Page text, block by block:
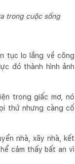
trong cuộc sống
tục lo lắng về công
đó thành hình ảnh
trong giấc mơ, nó
thứ nhưng càng cố
nhà, xây nhà, kết
cảm thấy bất an vì